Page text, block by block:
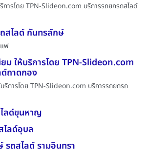
ริการโดย TPN-Slideon.com บริการรถยกรถสไลด์
สไลด์ กันทรลักษ์
ฟ
ม ให้บริการโดย TPN-Slideon.com
ถาดกอง
ริการโดย TPN-Slideon.com บริการรถยกรถ
ลด์ขุนหาญ
ไลด์อุบล
ถสไลด์ รามอินทรา